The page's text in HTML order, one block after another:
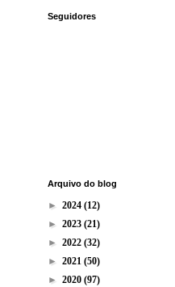
Seguidores
Arquivo do blog
► 2024 (12)
► 2023 (21)
► 2022 (32)
► 2021 (50)
► 2020 (97)